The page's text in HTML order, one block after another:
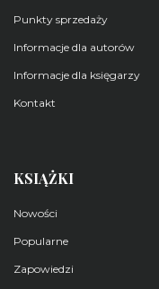
Punkty sprzedaży
Informacje dla autorów
Informacje dla księgarzy
Kontakt
KSIĄŻKI
Nowości
Popularne
Zapowiedzi